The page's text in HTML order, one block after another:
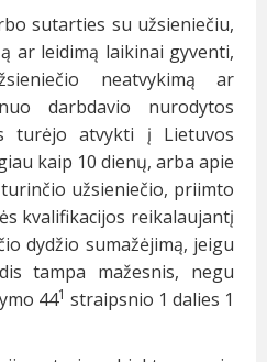
sutarties su užsieniečiu,
ar leidimą laikinai gyventi,
neatvykimą ar
darbdavio nurodytos
turėjo atvykti į Lietuvos
kaip 10 dienų, arba apie
užsieniečio, priimto
kvalifikacijos reikalaujantį
dydžio sumažėjimą, jeigu
tampa mažesnis, negu
441 straipsnio 1 dalies 1